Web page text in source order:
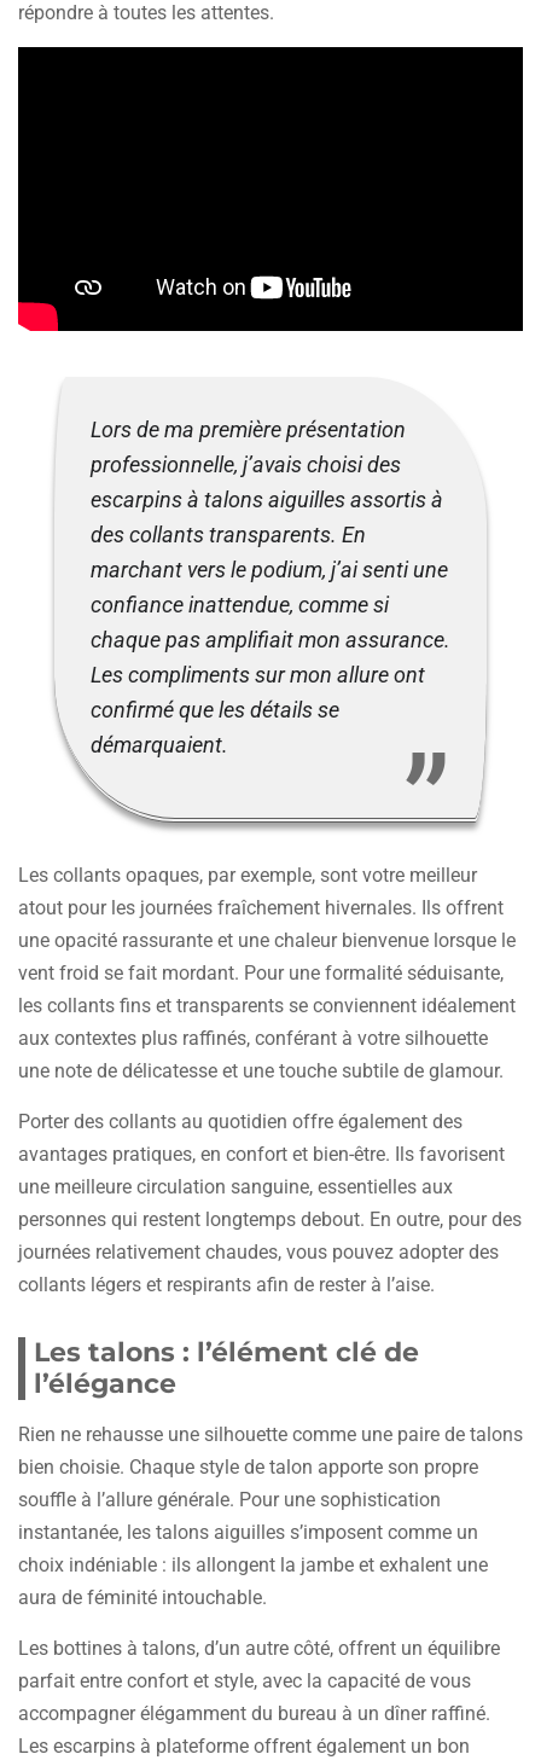
répondre à toutes les attentes.
Lors de ma première présentation
professionnelle, j’avais choisi des
escarpins à talons aiguilles assortis à
des collants transparents. En
marchant vers le podium, j’ai senti une
confiance inattendue, comme si
chaque pas amplifiait mon assurance.
Les compliments sur mon allure ont
confirmé que les détails se
démarquaient.
Les collants opaques, par exemple, sont votre meilleur
atout pour les journées fraîchement hivernales. Ils offrent
une opacité rassurante et une chaleur bienvenue lorsque le
vent froid se fait mordant. Pour une formalité séduisante,
les collants fins et transparents se conviennent idéalement
aux contextes plus raffinés, conférant à votre silhouette
une note de délicatesse et une touche subtile de glamour.
Porter des collants au quotidien offre également des
avantages pratiques, en confort et bien-être. Ils favorisent
une meilleure circulation sanguine, essentielles aux
personnes qui restent longtemps debout. En outre, pour des
journées relativement chaudes, vous pouvez adopter des
collants légers et respirants afin de rester à l’aise.
Les talons : l’élément clé de
l’élégance
Rien ne rehausse une silhouette comme une paire de talons
bien choisie. Chaque style de talon apporte son propre
souffle à l’allure générale. Pour une sophistication
instantanée, les talons aiguilles s’imposent comme un
choix indéniable : ils allongent la jambe et exhalent une
aura de féminité intouchable.
Les bottines à talons, d’un autre côté, offrent un équilibre
parfait entre confort et style, avec la capacité de vous
accompagner élégamment du bureau à un dîner raffiné.
Les escarpins à plateforme offrent également un bon